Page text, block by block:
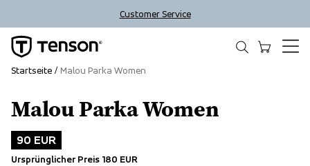
Customer Service
Malou Parka Women
90 EUR
Ursprünglicher Preis 180 EUR
Startseite Malou Parka Women
Outlet